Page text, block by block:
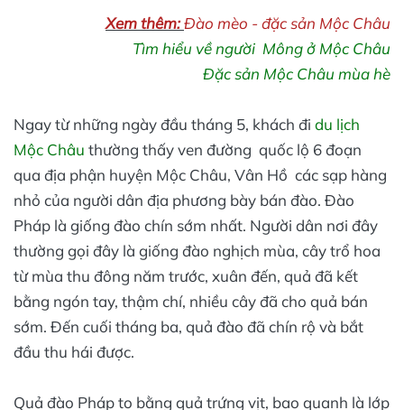
Xem thêm:Đào mèo - đặc sản Mộc Châu
Tìm hiểu về người Mông ở Mộc Châu
Đặc sản Mộc Châu mùa hè
Ngay từ những ngày đầu tháng 5, khách đi du lịch
Mộc Châu thường thấy ven đường quốc lộ 6 đoạn
qua địa phận huyện Mộc Châu, Vân Hồ các sạp hàng
nhỏ của người dân địa phương bày bán đào. Đào
Pháp là giống đào chín sớm nhất. Người dân nơi đây
thường gọi đây là giống đào nghịch mùa, cây trổ hoa
từ mùa thu đông năm trước, xuân đến, quả đã kết
bằng ngón tay, thậm chí, nhiều cây đã cho quả bán
sớm. Đến cuối tháng ba, quả đào đã chín rộ và bắt
đầu thu hái được.
Quả đào Pháp to bằng quả trứng vịt, bao quanh là lớp